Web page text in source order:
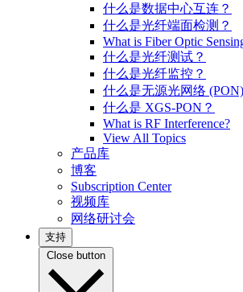
什么是数据中心互连？
什么是光纤端面检测？
What is Fiber Optic
什么是光纤测试？
什么是光纤监控？
什么是无源光网络
什么是 XGS-PON？
What is RF Interference?
View All Topics
产品库
博客
Subscription Center
视频库
网络研讨会
支持
Close button